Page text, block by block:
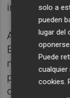
inquilino de
Además, el
Estados
miércoles
presentará
de Seguridad
solo a
pueden
lugar del
Puede
cookies.